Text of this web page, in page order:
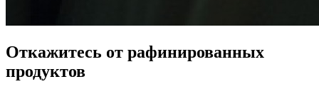
Откажитесь от рафинированных
продуктов